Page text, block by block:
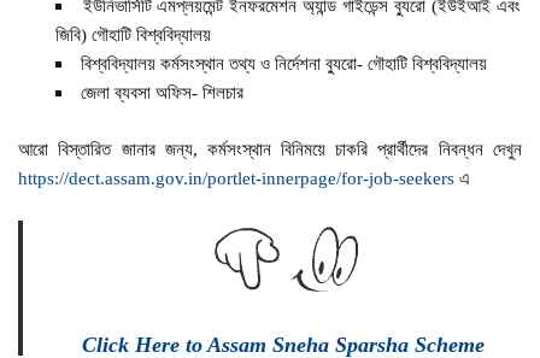
ইউনিভার্সিটি এমপ্লয়মেন্ট ইনফরমেশন অ্যান্ড গাইডেন্স ব্যুরো (ইউইআই এবং
জিবি) গৌহাটি বিশ্ববিদ্যালয়
বিশ্ববিদ্যালয় কর্মসংস্থান তথ্য ও নির্দেশনা ব্যুরো- গৌহাটি বিশ্ববিদ্যালয়
জেলা ব্যবসা অফিস- শিলচার
আরো বিস্তারিত জানার জন্য, কর্মসংস্থান বিনিময়ে চাকরি প্রার্থীদের নিবন্ধন দেখুন
https://dect.assam.gov.in/portlet-innerpage/for-job-seekers এ
Click Here to Assam Sneha Sparsha Scheme